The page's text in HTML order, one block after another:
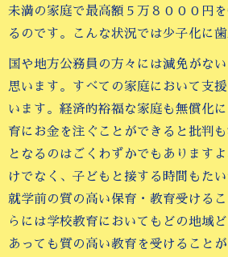
未満の家庭で最高額５万８０００円
るのです。こんな状況では少子化に
国や地方公務員の方々には減免がな
思います。すべての家庭において支
います。経済的裕福な家庭も無償化
育にお金を注ぐことができると批判
となるのはごくわずかでもあります
けでなく、子どもと接する時間もた
就学前の質の高い保育・教育受ける
らには学校教育においてもどの地域
あっても質の高い教育を受けること